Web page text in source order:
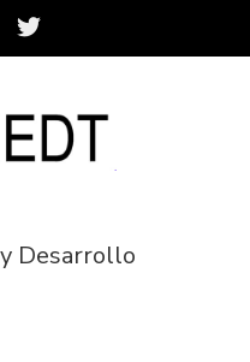
Desarrollo